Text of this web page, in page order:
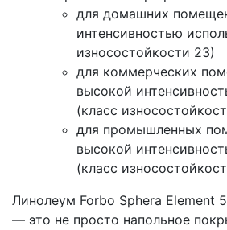
для домашних
интенсивностью
износостойкости 23)
для коммерческих
высокой
(класс
для промышленных
высокой
(класс
Линолеум Forbo Sphera Element
— это не просто напольное